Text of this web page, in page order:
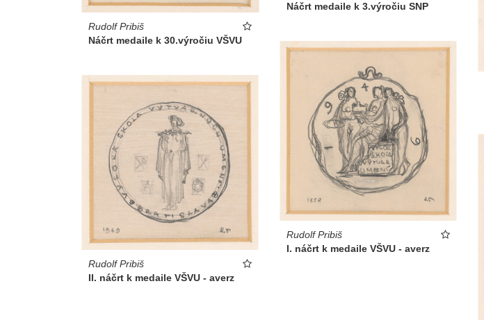
Rudolf Pribiš
Náčrt medaile k 30.výročiu VŠVU
Náčrt medaile k 3.výročiu SNP
Rudolf Pribiš
I. náčrt k medaile VŠVU - averz
Rudolf Pribiš
II. náčrt k medaile VŠVU - averz